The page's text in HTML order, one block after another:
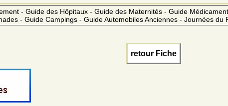
- Guide des Hôpitaux - Guide des Maternités - Guide
- Guide Campings - Guide Automobiles Anciennes - Journées du
retour Fiche